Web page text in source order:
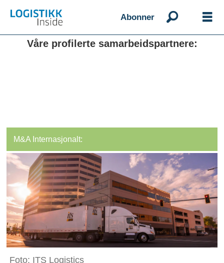
Abonner
Våre profilerte samarbeidspartnere:
M&A Internasjonalt:
Foto: ITS Logistics